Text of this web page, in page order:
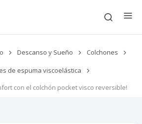
Descanso y Sueño Colchones
de espuma viscoelástica
con el colchón pocket visco reversible!